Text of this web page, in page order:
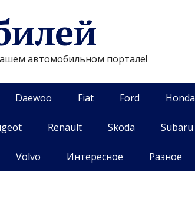
автомобильном портале!
Daewoo Fiat Ford Honda
Renault Skoda Subaru
Volvo Интересное Разное